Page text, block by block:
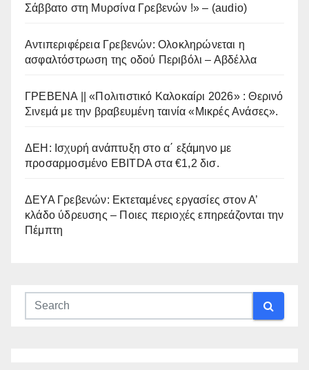
Σάββατο στη Μυρσίνα Γρεβενών !» – (audio)
Αντιπεριφέρεια Γρεβενών: Ολοκληρώνεται η
ασφαλτόστρωση της οδού Περιβόλι – Αβδέλλα
ΓΡΕΒΕΝΑ || «Πολιτιστικό Καλοκαίρι 2026» : Θερινό
Σινεμά με την βραβευμένη ταινία «Μικρές Ανάσες».
ΔΕΗ: Ισχυρή ανάπτυξη στο α΄ εξάμηνο με
προσαρμοσμένο EBITDA στα €1,2 δισ.
ΔΕΥΑ Γρεβενών: Εκτεταμένες εργασίες στον Α’
κλάδο ύδρευσης – Ποιες περιοχές επηρεάζονται την
Πέμπτη